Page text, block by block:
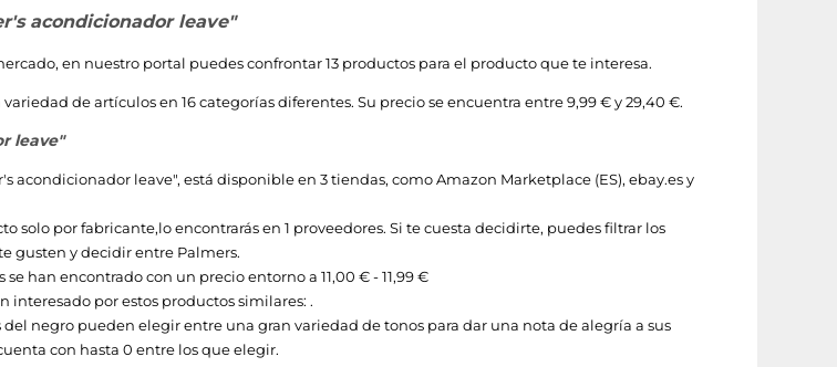
acondicionador leave"
en nuestro portal puedes confrontar 13 productos para el producto que te interesa.
de artículos en 16 categorías diferentes. Su precio se encuentra entre 9,99 € y 29,40 €.
leave"
acondicionador leave", está disponible en 3 tiendas, comoAmazon Marketplace (ES), ebay.esy
solo por fabricante,lo encontrarás en 1 proveedores. Si te cuesta decidirte, puedes filtrar los
gusten y decidir entre Palmers.
se han encontrado con un precio entorno a 11,00 € - 11,99 €
interesado por estos productos similares: .
negro pueden elegir entre una gran variedad de tonos para dar una nota de alegría a sus
con hasta 0 entre los que elegir.